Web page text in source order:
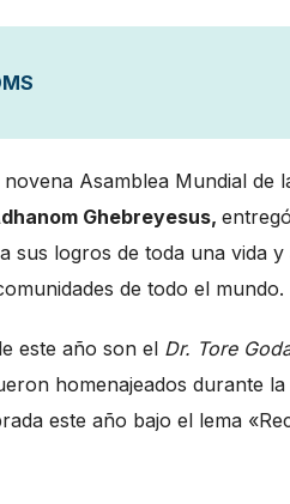
novena Asamblea Mundial
Ghebreyesus,
sus logros de toda una vida
de todo el mundo.
este año son el Dr. Tore
homenajeados durante
este año bajo el lema